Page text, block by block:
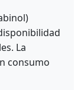
La
consumo